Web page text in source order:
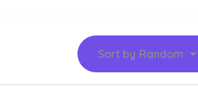
Sort by Random